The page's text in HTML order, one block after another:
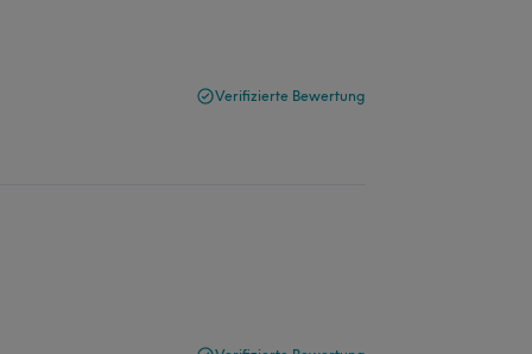
Verifizierte Bewertung